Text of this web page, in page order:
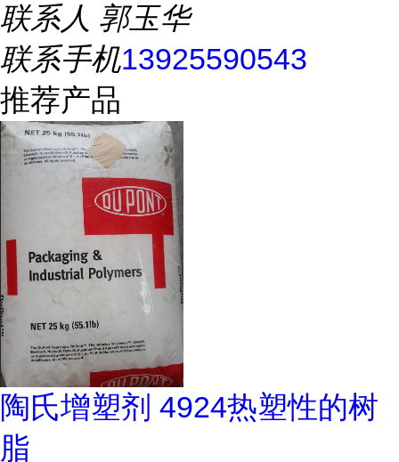
联系人 郭玉华
联系手机13925590543
推荐产品
陶氏增塑剂 4924热塑性的树
脂